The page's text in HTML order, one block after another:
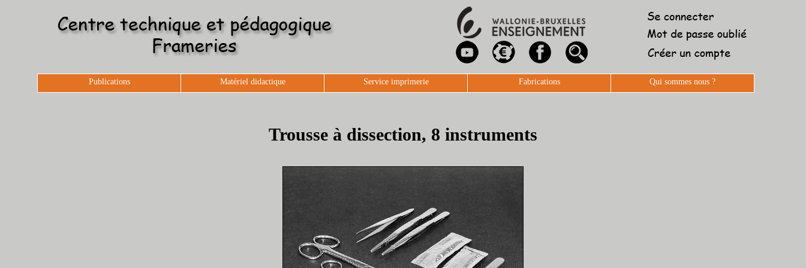
Publications Matériel didactique Service imprimerie Fabrications Qui sommes nous ?
Trousse à dissection, 8 instruments